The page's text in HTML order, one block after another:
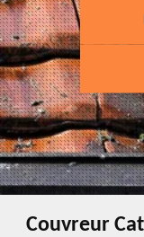
Couvreur